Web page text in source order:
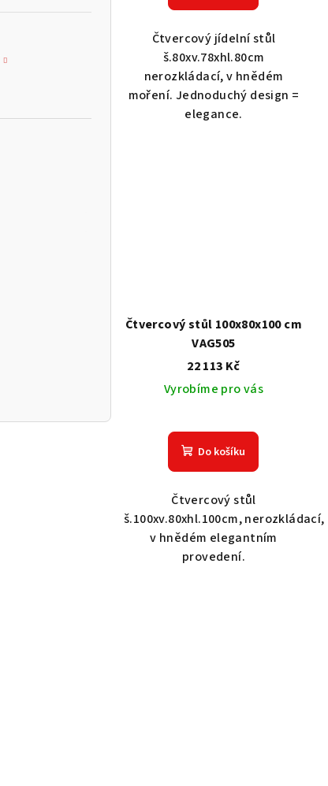
Čtvercový jídelní stůl
š.80xv.78xhl.80cm
nerozkládací, v hnědém
moření. Jednoduchý design =
elegance.
Čtvercový stůl 100x80x100 cm
VAG505
22 113 Kč
Vyrobíme pro vás
Do košíku
Čtvercový stůl
š.100xv.80xhl.100cm, nerozkládací,
v hnědém elegantním
provedení.